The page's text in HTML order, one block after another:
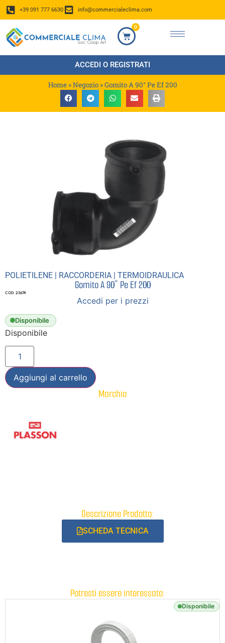
+39 091 777 6630 info@commercialeclima.com
0
ACCEDI O REGISTRATI
Home»Negozio»Gomito A 90° Pe Ef 200
POLIETILENE | RACCORDERIA | TERMOIDRAULICA
Gomito A 90° Pe Ef 200
COD: 23674
Accedi per i prezzi
Disponibile
Disponibile
Aggiungi al carrello
Marchio
Descrizione Prodotto:
SCHEDA TECNICA
Potresti essere interessato:
Disponibile